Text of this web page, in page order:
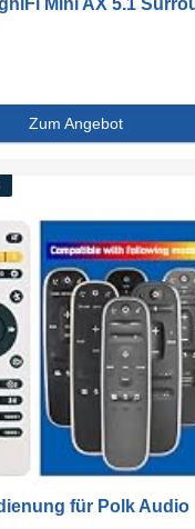
Zum Angebot
für Polk Audio